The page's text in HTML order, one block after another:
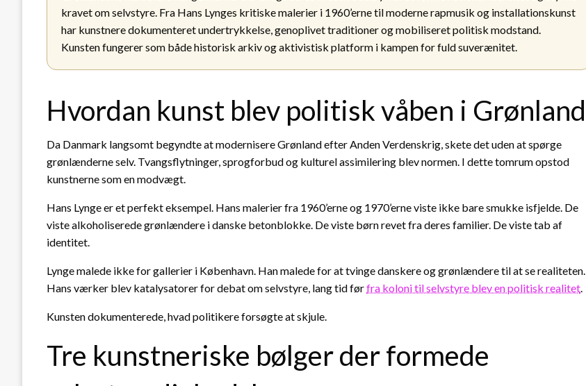
kravet om selvstyre. Fra Hans Lynges kritiske malerier i 1960’erne til moderne rapmusik og installationskunst
har kunstnere dokumenteret undertrykkelse, genoplivet traditioner og mobiliseret politisk modstand.
Kunsten fungerer som både historisk arkiv og aktivistisk platform i kampen for fuld suverænitet.
Hvordan kunst blev politisk våben i Grønland
Da Danmark langsomt begyndte at modernisere Grønland efter Anden Verdenskrig, skete det uden at spørge
grønlænderne selv. Tvangsflytninger, sprogforbud og kulturel assimilering blev normen. I dette tomrum opstod
kunstnerne som en modvægt.
Hans Lynge er et perfekt eksempel. Hans malerier fra 1960’erne og 1970’erne viste ikke bare smukke isfjelde. De
viste alkoholiserede grønlændere i danske betonblokke. De viste børn revet fra deres familier. De viste tab af
identitet.
Lynge malede ikke for gallerier i København. Han malede for at tvinge danskere og grønlændere til at se realiteten.
Hans værker blev katalysatorer for debat om selvstyre, lang tid førfra koloni til selvstyre blev en politisk realitet.
Kunsten dokumenterede, hvad politikere forsøgte at skjule.
Tre kunstneriske bølger der formede